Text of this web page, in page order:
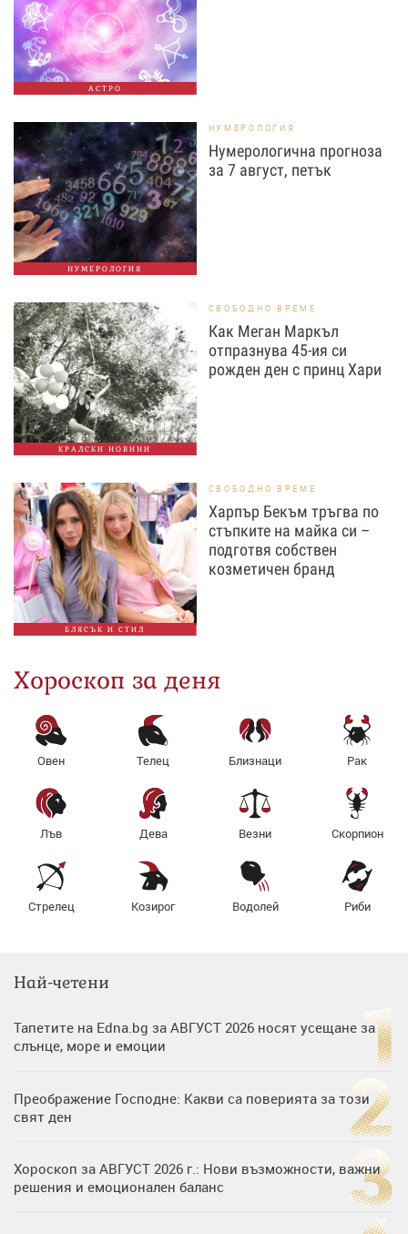
АСТРО
НУМЕРОЛОГИЯ
НУМЕРОЛОГИЯ
Нумерологична прогноза
за 7 август, петък
КРАЛСКИ НОВИНИ
СВОБОДНО ВРЕМЕ
Как Меган Маркъл
отпразнува 45-ия си
рожден ден с принц Хари
БЛЯСЪК И СТИЛ
СВОБОДНО ВРЕМЕ
Харпър Бекъм тръгва по
стъпките на майка си –
подготвя собствен
козметичен бранд
Хороскоп за деня
Овен Телец Близнаци Рак
Лъв Дева Везни Скорпион
Стрелец Козирог Водолей Риби
Най-четени
Тапетите на Edna.bg за АВГУСТ 2026 носят усещане за
слънце, море и емоции
Преображение Господне: Какви са поверията за този
свят ден
Хороскоп за АВГУСТ 2026 г.: Нови възможности, важни
решения и емоционален баланс